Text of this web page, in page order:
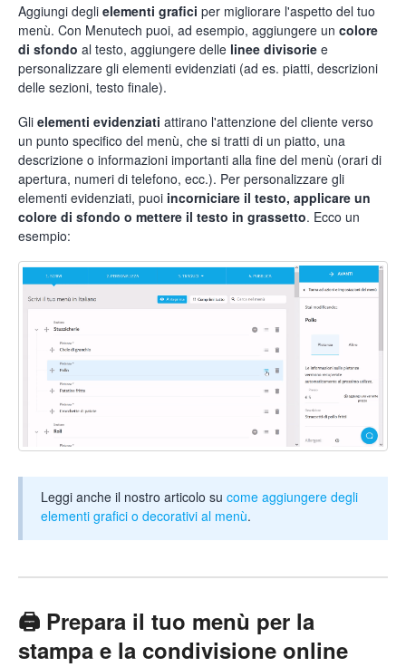
Aggiungi degli elementi grafici per migliorare l'aspetto del tuo
menù. Con Menutech puoi, ad esempio, aggiungere un colore
di sfondo al testo, aggiungere delle linee divisorie e
personalizzare gli elementi evidenziati (ad es. piatti, descrizioni
delle sezioni, testo finale).
Gli elementi evidenziati attirano l'attenzione del cliente verso
un punto specifico del menù, che si tratti di un piatto, una
descrizione o informazioni importanti alla fine del menù (orari di
apertura, numeri di telefono, ecc.). Per personalizzare gli
elementi evidenziati, puoi incorniciare il testo, applicare un
colore di sfondo o mettere il testo in grassetto. Ecco un
esempio:
Leggi anche il nostro articolo su come aggiungere degli
elementi grafici o decorativi al menù.
🖨️ Prepara il tuo menù per la
stampa e la condivisione online